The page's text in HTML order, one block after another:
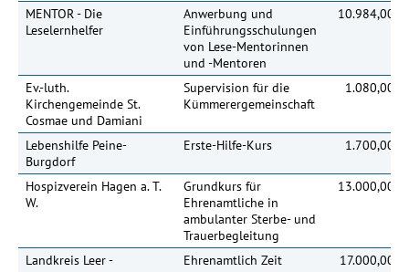
MENTOR - Die
Leselernhelfer
Anwerbung und
Einführungsschulungen
von Lese-Mentorinnen
und -Mentoren
10.984,00 €
Ev.-luth.
Kirchengemeinde St.
Cosmae und Damiani
Supervision für die
Kümmerergemeinschaft
1.080,00 €
Lebenshilfe Peine-
Burgdorf
Erste-Hilfe-Kurs 1.700,00 €
Hospizverein Hagen a. T.
W.
Grundkurs für
Ehrenamtliche in
ambulanter Sterbe- und
Trauerbegleitung
13.000,00 €
Landkreis Leer -
Ehrenamtlich Zeit
17.000,00 €